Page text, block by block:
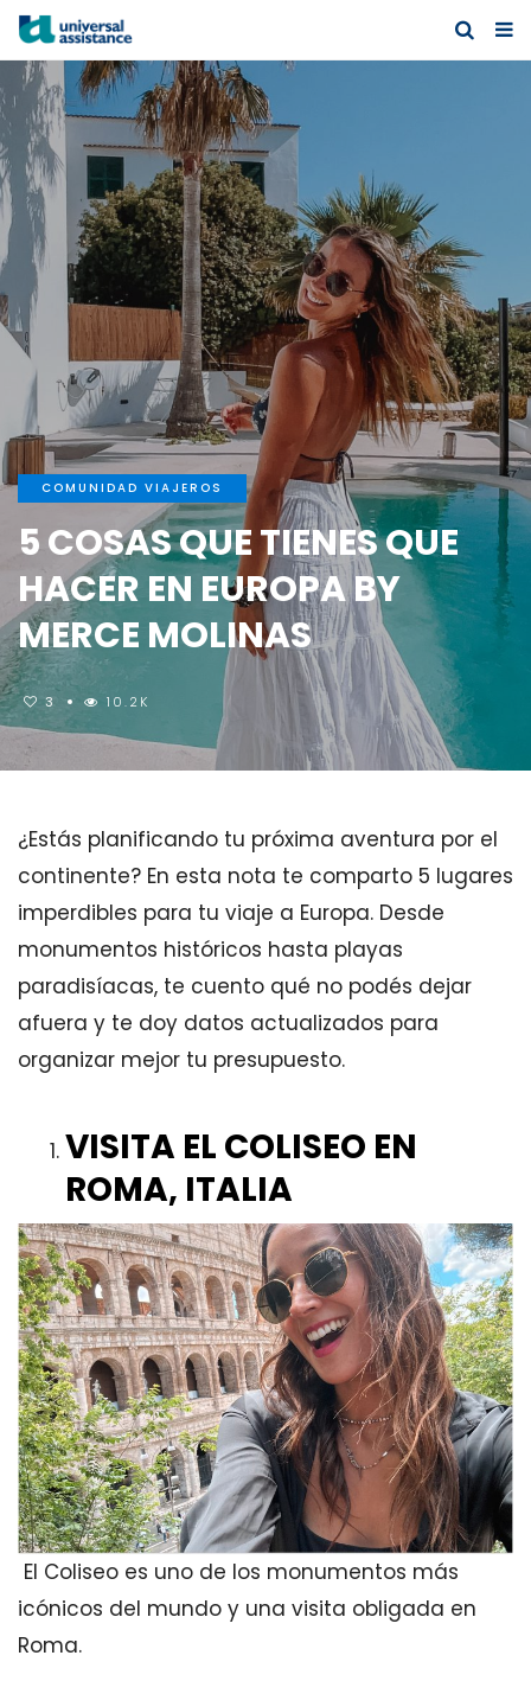
COMUNIDAD VIAJEROS
5 COSAS QUE TIENES QUE
HACER EN EUROPA BY
MERCE MOLINAS
3 10.2K
¿Estás planificando tu próxima aventura por el
continente? En esta nota te comparto 5 lugares
imperdibles para tu viaje a Europa. Desde
monumentos históricos hasta playas
paradisíacas, te cuento qué no podés dejar
afuera y te doy datos actualizados para
organizar mejor tu presupuesto.
VISITA EL COLISEO EN
ROMA, ITALIA
El Coliseo es uno de los monumentos más
icónicos del mundo y una visita obligada en
Roma.